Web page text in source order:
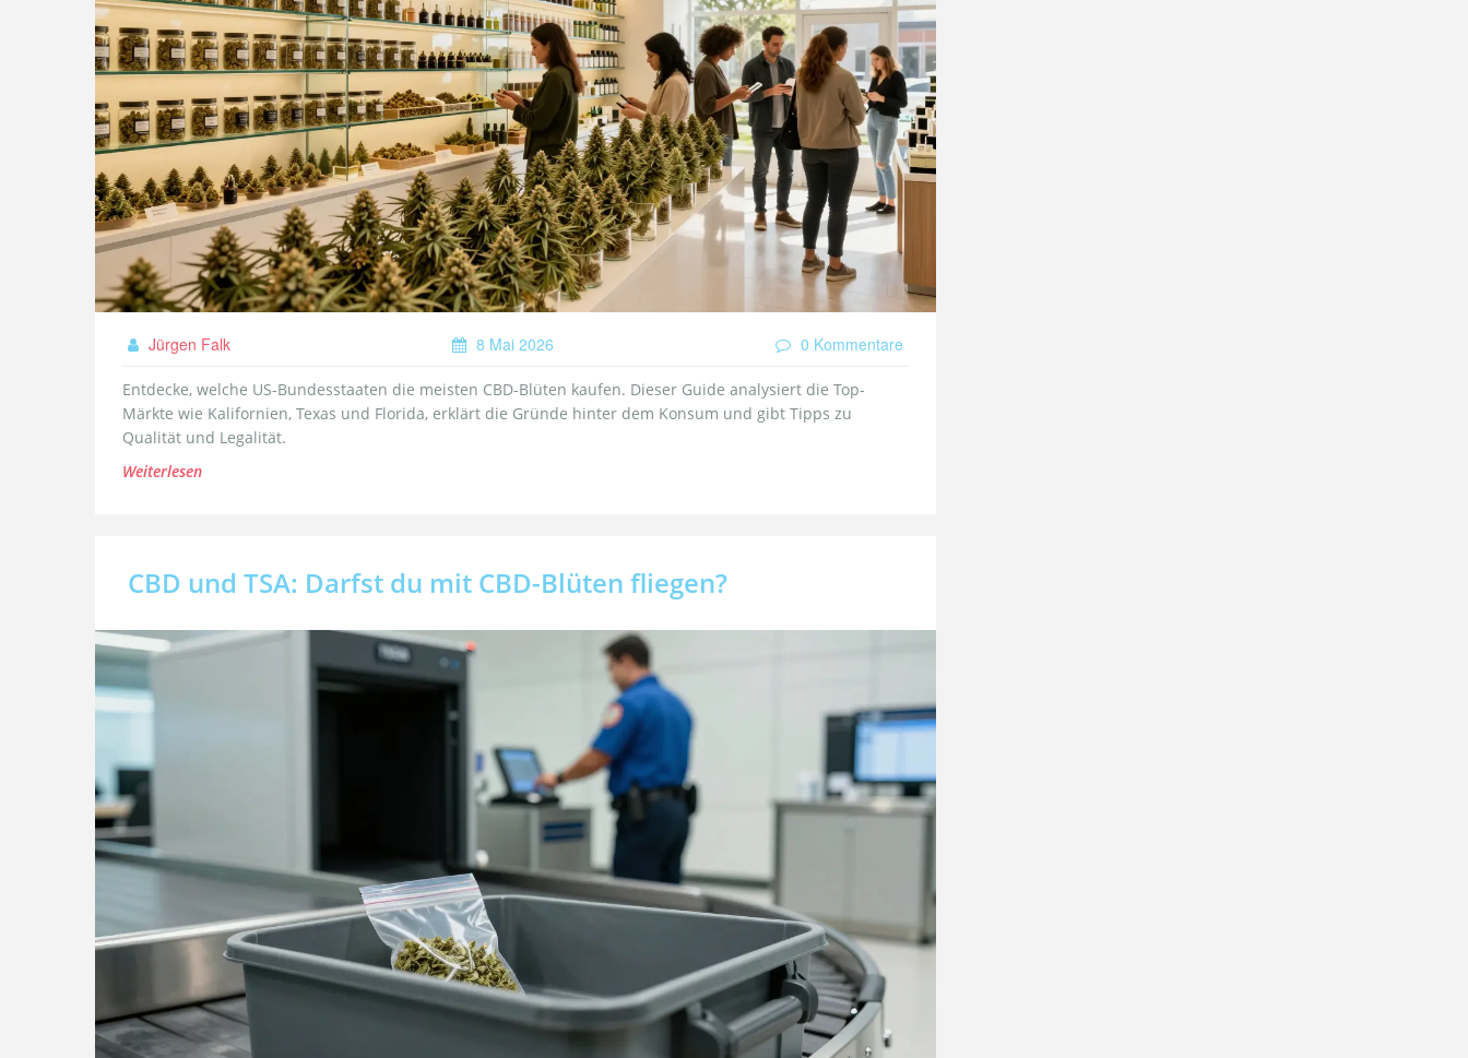
Jürgen Falk 8 Mai 2026 0 Kommentare
Entdecke, welche US-Bundesstaaten die meisten CBD-Blüten kaufen. Dieser Guide analysiert die Top-
Märkte wie Kalifornien, Texas und Florida, erklärt die Gründe hinter dem Konsum und gibt Tipps zu
Qualität und Legalität.
Weiterlesen
CBD und TSA: Darfst du mit CBD-Blüten fliegen?